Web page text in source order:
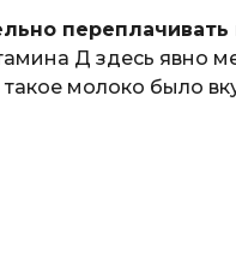
переплачивать
Д здесь явно
молоко было